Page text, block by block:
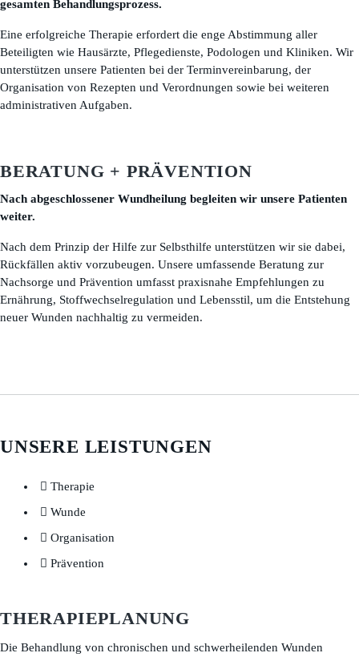
gesamten Behandlungsprozess.
Eine erfolgreiche Therapie erfordert die enge Abstimmung aller
Beteiligten wie Hausärzte, Pflegedienste, Podologen und Kliniken. Wir
unterstützen unsere Patienten bei der Terminvereinbarung, der
Organisation von Rezepten und Verordnungen sowie bei weiteren
administrativen Aufgaben.
BERATUNG + PRÄVENTION
Nach abgeschlossener Wundheilung begleiten wir unsere Patienten
weiter.
Nach dem Prinzip der Hilfe zur Selbsthilfe unterstützen wir sie dabei,
Rückfällen aktiv vorzubeugen. Unsere umfassende Beratung zur
Nachsorge und Prävention umfasst praxisnahe Empfehlungen zu
Ernährung, Stoffwechselregulation und Lebensstil, um die Entstehung
neuer Wunden nachhaltig zu vermeiden.
UNSERE LEISTUNGEN
Therapie
Wunde
Organisation
Prävention
THERAPIEPLANUNG
Die Behandlung von chronischen und schwerheilenden Wunden